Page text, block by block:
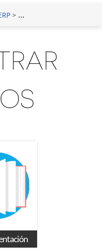
> Capacitación en Módulo